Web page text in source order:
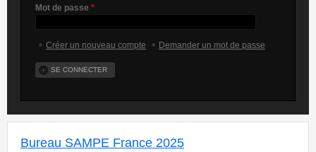
Mot de passe *
Créer un nouveau compte Demander un mot de passe
Bureau SAMPE France 2025